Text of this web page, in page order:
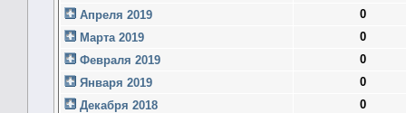
Апреля 2019
0
Марта 2019
0
Февраля 2019
0
Января 2019
0
Декабря 2018
0